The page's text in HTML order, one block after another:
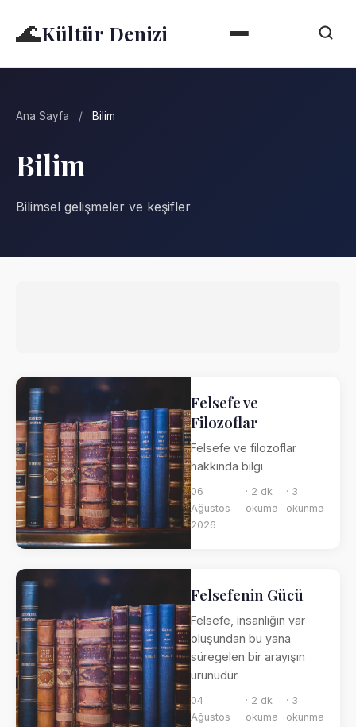
🌊Kültür Denizi
Ana Sayfa / Bilim
Bilim
Bilimsel gelişmeler ve keşifler
Felsefe ve
Filozoflar
Felsefe ve filozoflar
hakkında bilgi
06
Ağustos
2026
· 2 dk
okuma
· 3
okunma
Felsefenin Gücü
Felsefe, insanlığın var
oluşundan bu yana
süregelen bir arayışın
ürünüdür.
04
Ağustos
· 2 dk
okuma
· 3
okunma